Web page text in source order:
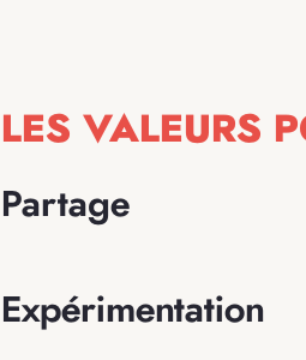
LES VALEURS
Partage
Expérimentation